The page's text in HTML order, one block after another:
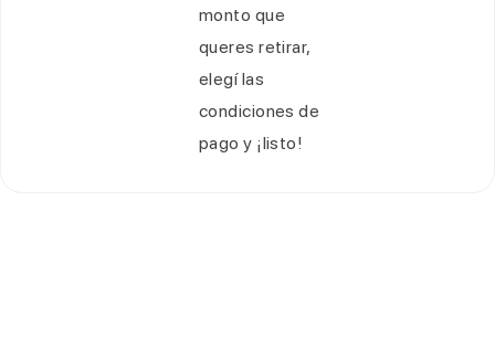
monto que
queres retirar,
elegí las
condiciones de
pago y ¡listo!